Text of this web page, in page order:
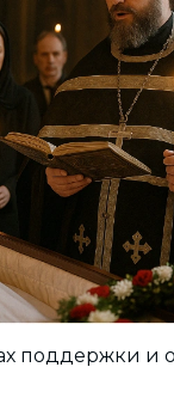
поддержки и